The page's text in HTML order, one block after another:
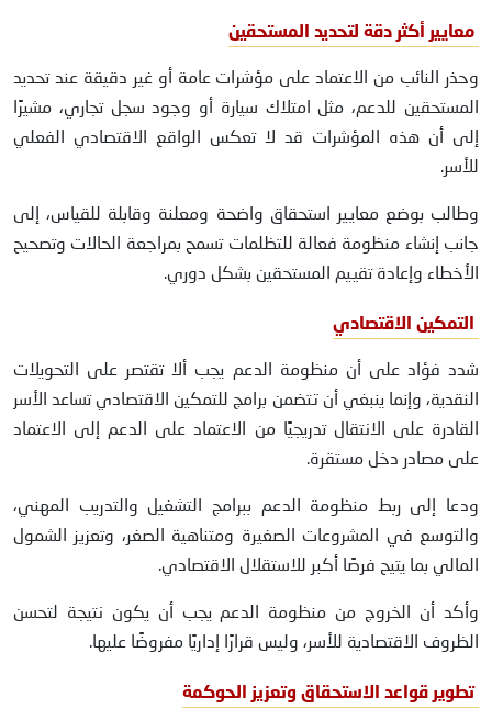
معايير أكثر دقة لتحديد المستحقين
وحذر النائب من الاعتماد على مؤشرات عامة أو غير دقيقة عند تحديد
المستحقين للدعم، مثل امتلاك سيارة أو وجود سجل تجاري، مشيرًا
إلى أن هذه المؤشرات قد لا تعكس الواقع الاقتصادي الفعلي
للأسر.
وطالب بوضع معايير استحقاق واضحة ومعلنة وقابلة للقياس، إلى
جانب إنشاء منظومة فعالة للتظلمات تسمح بمراجعة الحالات وتصحيح
الأخطاء وإعادة تقييم المستحقين بشكل دوري.
التمكين الاقتصادي
شدد فؤاد على أن منظومة الدعم يجب ألا تقتصر على التحويلات
النقدية، وإنما ينبغي أن تتضمن برامج للتمكين الاقتصادي تساعد الأسر
القادرة على الانتقال تدريجيًا من الاعتماد على الدعم إلى الاعتماد
على مصادر دخل مستقرة.
ودعا إلى ربط منظومة الدعم ببرامج التشغيل والتدريب المهني،
والتوسع في المشروعات الصغيرة ومتناهية الصغر، وتعزيز الشمول
المالي بما يتيح فرصًا أكبر للاستقلال الاقتصادي.
وأكد أن الخروج من منظومة الدعم يجب أن يكون نتيجة لتحسن
الظروف الاقتصادية للأسر، وليس قرارًا إداريًا مفروضًا عليها.
تطوير قواعد الاستحقاق وتعزيز الحوكمة